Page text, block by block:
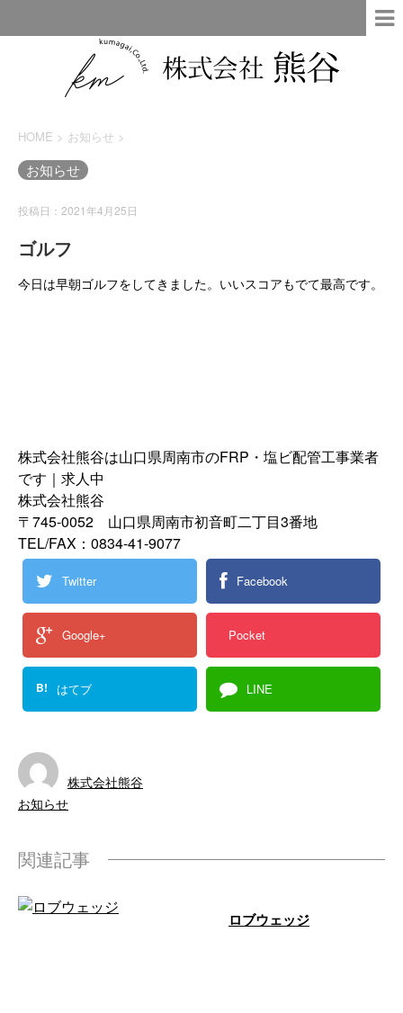
HOME > お知らせ >
お知らせ
投稿日：2021年4月25日
ゴルフ
今日は早朝ゴルフをしてきました。いいスコアもでて最高です。
株式会社熊谷は山口県周南市のFRP・塩ビ配管工事業者
です｜求人中
株式会社熊谷
〒745-0052 山口県周南市初音町二丁目3番地
TEL/FAX：0834-41-9077
Twitter Facebook
Google+ Pocket
B! はてブ LINE
株式会社熊谷
お知らせ
関連記事
ロブウェッジ